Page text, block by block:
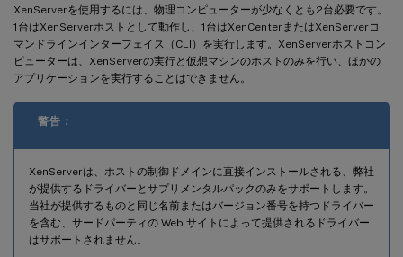
XenServerを使用するには、物理コンピューターが少なくとも2台必要です。
1台はXenServerホストとして動作し、1台はXenCenterまたはXenServerコ
マンドラインインターフェイス（CLI）を実行します。XenServerホストコン
ピューターは、XenServerの実行と仮想マシンのホストのみを行い、ほかの
アプリケーションを実行することはできません。
警告：
XenServerは、ホストの制御ドメインに直接インストールされる、弊社
が提供するドライバーとサプリメンタルパックのみをサポートします。
当社が提供するものと同じ名前またはバージョン番号を持つドライバー
を含む、サードパーティの Web サイトによって提供されるドライバー
はサポートされません。